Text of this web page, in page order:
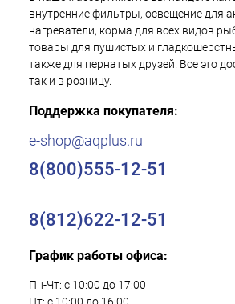
внутренние фильтры, освещение для
нагреватели, корма для всех видов
товары для пушистых и
также для пернатых друзей. Все это
так и в розницу.
Поддержка покупателя:
e-shop@aqplus.ru
8(800)555-12-51
8(812)622-12-51
График работы офиса:
Пн-Чт: с 10:00 до 17:00